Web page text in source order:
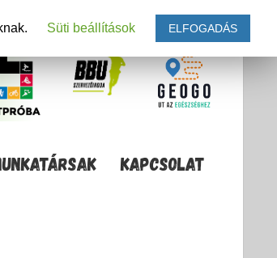
KAPCSOLAT
Süti beállítások ELFOGADÁS